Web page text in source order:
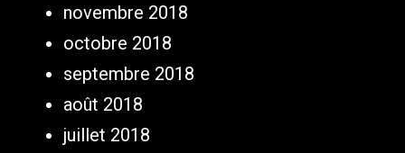
novembre 2018
octobre 2018
septembre 2018
août 2018
juillet 2018